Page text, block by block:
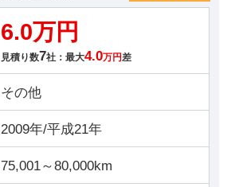
6.0万円
見積り数7社：最大4.0万円差
その他
2009年/平成21年
75,001～80,000km